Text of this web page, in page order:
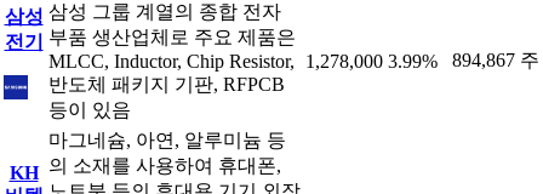
삼성
전기
삼성 그룹 계열의 종합 전자
부품 생산업체로 주요 제품은
MLCC, Inductor, Chip Resistor,
반도체 패키지 기판, RFPCB
등이 있음
1,278,000 3.99% 894,867 주
KH
마그네슘, 아연, 알루미늄 등
의 소재를 사용하여 휴대폰,